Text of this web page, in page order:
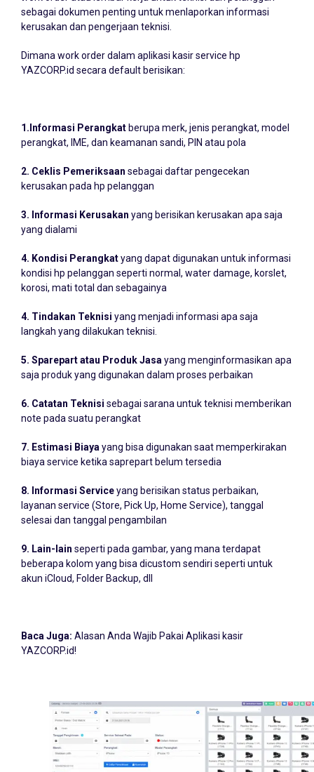
work order atau lembar kerja untuk teknisi dan pelanggan
sebagai dokumen penting untuk menlaporkan informasi
kerusakan dan pengerjaan teknisi.
Dimana work order dalam aplikasi kasir service hp
1.Informasi Perangkat
berupa merk, jenis perangkat, model
perangkat, IME, dan keamanan sandi, PIN atau pola
2. Ceklis Pemeriksaan
sebagai daftar pengecekan
kerusakan pada hp pelanggan
3. Informasi Kerusakan
yang berisikan kerusakan apa saja
yang dialami
4. Kondisi Perangkat
yang dapat digunakan untuk informasi
kondisi hp pelanggan seperti normal, water damage, korslet,
korosi, mati total dan sebagainya
4. Tindakan Teknisi yang menjadi informasi apa saja
langkah yang dilakukan teknisi.
5. Sparepart atau Produk Jasa yang menginformasikan apa
saja produk yang digunakan dalam proses perbaikan
6. Catatan Teknisi
sebagai sarana untuk teknisi memberikan
note pada suatu perangkat
7. Estimasi Biaya yang bisa digunakan saat memperkirakan
biaya service ketika saprepart belum tersedia
8. Informasi Service
yang berisikan status perbaikan,
layanan service (Store, Pick Up, Home Service), tanggal
selesai dan tanggal pengambilan
9. Lain-lain
seperti pada gambar, yang mana terdapat
beberapa kolom yang bisa dicustom sendiri seperti untuk
akun iCloud, Folder Backup, dll
Baca Juga:Alasan Anda Wajib Pakai Aplikasi kasir